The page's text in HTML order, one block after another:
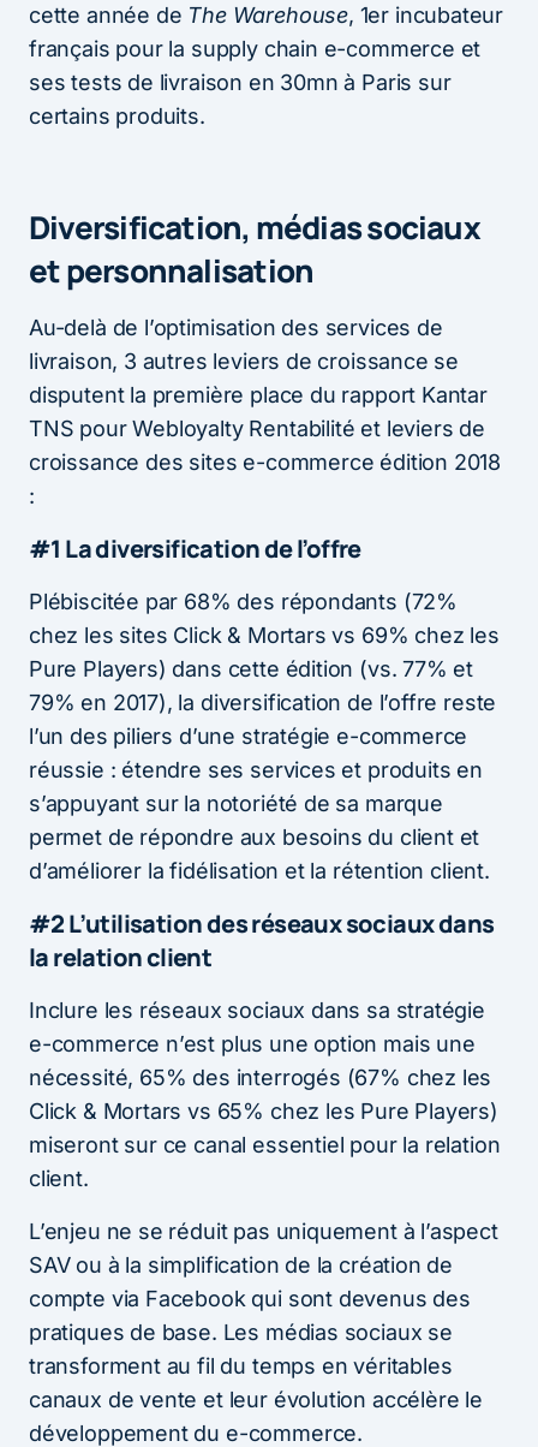
cette année de The Warehouse, 1er incubateur
français pour la supply chain e-commerce et
ses tests de livraison en 30mn à Paris sur
certains produits.
Diversification, médias sociaux
et personnalisation
Au-delà de l’optimisation des services de
livraison, 3 autres leviers de croissance se
disputent la première place du rapport Kantar
TNS pour Webloyalty Rentabilité et leviers de
croissance des sites e-commerce édition 2018
:
#1 La diversification de l’offre
Plébiscitée par 68% des répondants (72%
chez les sites Click & Mortars vs 69% chez les
Pure Players) dans cette édition (vs. 77% et
79% en 2017), la diversification de l’offre reste
l’un des piliers d’une stratégie e-commerce
réussie : étendre ses services et produits en
s’appuyant sur la notoriété de sa marque
permet de répondre aux besoins du client et
d’améliorer la fidélisation et la rétention client.
#2 L’utilisation des réseaux sociaux dans
la relation client
Inclure les réseaux sociaux dans sa stratégie
e-commerce n’est plus une option mais une
nécessité, 65% des interrogés (67% chez les
Click & Mortars vs 65% chez les Pure Players)
miseront sur ce canal essentiel pour la relation
client.
L’enjeu ne se réduit pas uniquement à l’aspect
SAV ou à la simplification de la création de
compte via Facebook qui sont devenus des
pratiques de base. Les médias sociaux se
transforment au fil du temps en véritables
canaux de vente et leur évolution accélère le
développement du e-commerce.